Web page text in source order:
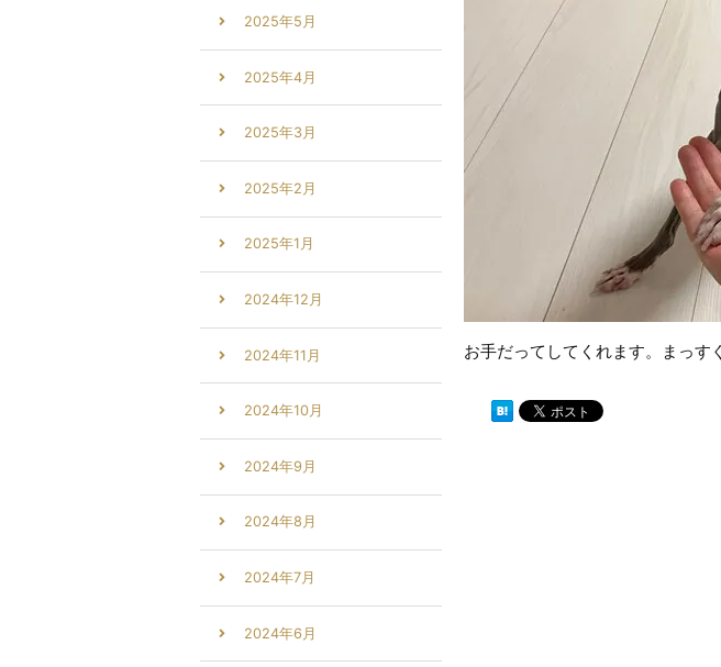
お手だってしてくれます。まっす
2025年5月
2025年4月
2025年3月
2025年2月
2025年1月
2024年12月
2024年11月
2024年10月
2024年9月
2024年8月
2024年7月
2024年6月